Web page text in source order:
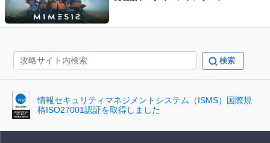
情報セキュリティマネジメントシステム（ISMS）国際規
格ISO27001認証を取得しました